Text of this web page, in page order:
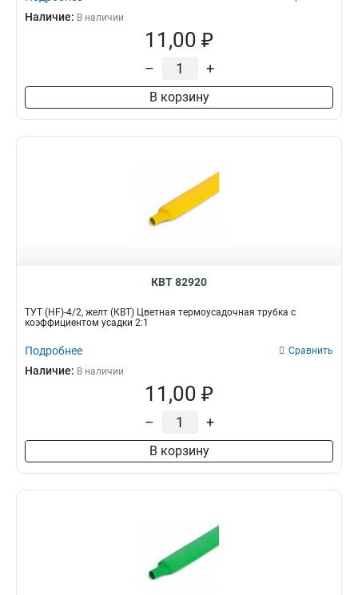
Наличие: В наличии
11,00 ₽
– +
В корзину
КВТ 82920
ТУТ (HF)-4/2, желт (КВТ) Цветная термоусадочная трубка с
коэффициентом усадки 2:1
Подробнее Сравнить
Наличие: В наличии
11,00 ₽
– +
В корзину